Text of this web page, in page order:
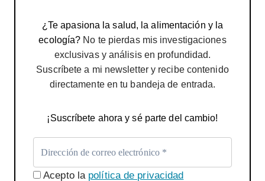
¿Te apasiona la salud, la alimentación y la
ecología? No te pierdas mis investigaciones
exclusivas y análisis en profundidad.
Suscríbete a mi newsletter y recibe contenido
directamente en tu bandeja de entrada.
¡Suscríbete ahora y sé parte del cambio!
Acepto la política de privacidad